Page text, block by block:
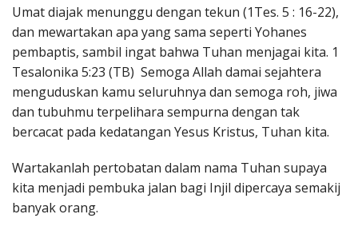
Umat diajak menunggu dengan tekun (1Tes. 5 : 16-22),
dan mewartakan apa yang sama seperti Yohanes
pembaptis, sambil ingat bahwa Tuhan menjagai kita. 1
Tesalonika 5:23 (TB) Semoga Allah damai sejahtera
menguduskan kamu seluruhnya dan semoga roh, jiwa
dan tubuhmu terpelihara sempurna dengan tak
bercacat pada kedatangan Yesus Kristus, Tuhan kita.
Wartakanlah pertobatan dalam nama Tuhan supaya
kita menjadi pembuka jalan bagi Injil dipercaya semakij
banyak orang.